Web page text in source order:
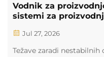
Vodnik za
sistemi za
Jul 27, 2026
Težave zaradi